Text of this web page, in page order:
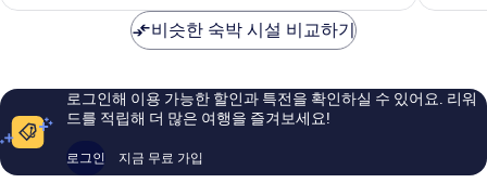
-
리
트
아
매
해
이
용
₩192,372
럴
링
스
최
이
용
비슷한 숙박 시설 비교하기
로그인해 이용 가능한 할인과 특전을 확인하실 수 있어요. 리워
드를 적립해 더 많은 여행을 즐겨보세요!
로그인 지금 무료 가입